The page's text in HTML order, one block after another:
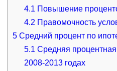
4.1 Повышение
4.2 Правомочность
5Средний процент по
5.1 Средняя процентная
2008-2013 годах